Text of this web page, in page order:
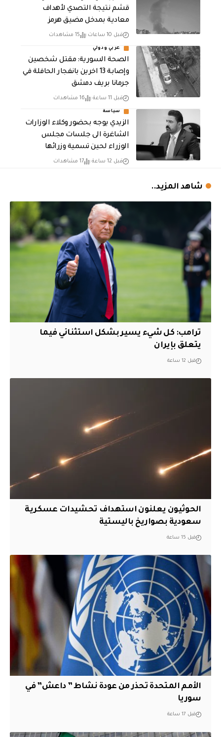
قشم نتيجة التصدي لأهداف
معادية بمدخل مضيق هرمز
قبل 10 ساعات 15 مشاهدات
عربي ودولي
الصحة السورية: مقتل شخصين
وإصابة 13 اخرين بانفجار الحافلة في
جرمانا بريف دمشق
قبل 11 ساعة 16 مشاهدات
سياسة
الزيدي يوجه بحضور وكلاء الوزارات
الشاغرة الى جلسات مجلس
الوزراء لحين تسمية وزرائها
قبل 12 ساعة 17 مشاهدات
شاهد المزيد..
ترامب: كل شيء يسير بشكل استثنائي فيما
يتعلق بإيران
قبل 12 ساعة
الحوثيون يعلنون استهداف تحشيدات عسكرية
سعودية بصواريخ باليستية
قبل 15 ساعة
الأمم المتحدة تحذر من عودة نشاط ” داعش” في
سوريا
قبل 17 ساعة